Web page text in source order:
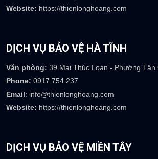
Website: https://thienlonghoang.com
DỊCH VỤ BẢO VỆ HÀ TĨNH
Văn phòng: 39 Mai Thúc Loan - Phường Tân
Phone: 0917 754 237
Email: info@thienlonghoang.com
Website: https://thienlonghoang.com
DỊCH VỤ BẢO VỆ MIỀN TÂY